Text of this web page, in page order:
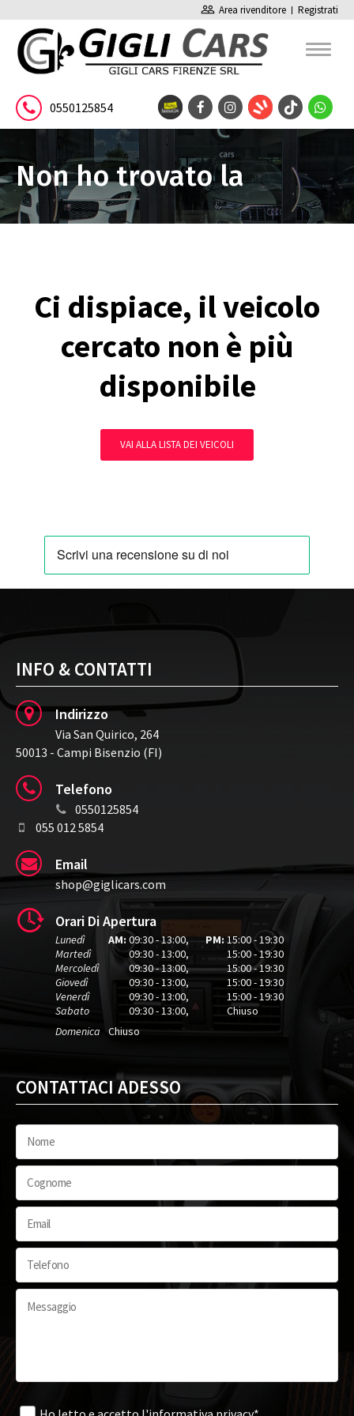
people_outline Area rivenditore Registrati
0550125854
Non ho trovato la
Ci dispiace, il veicolo
cercato non è più
disponibile
VAI ALLA LISTA DEI VEICOLI
INFO & CONTATTI
Indirizzo
Via San Quirico, 264
50013 - Campi Bisenzio (FI)
Telefono
0550125854
055 012 5854
Email
shop@giglicars.com
Orari Di Apertura
Lunedì AM: 09:30 - 13:00, PM:15:00 - 19:30
Martedì
09:30 - 13:00,
15:00 - 19:30
Mercoledì
09:30 - 13:00,
15:00 - 19:30
Giovedì
09:30 - 13:00,
15:00 - 19:30
Venerdì
09:30 - 13:00,
15:00 - 19:30
Sabato
09:30 - 13:00,
Chiuso
Domenica
Chiuso
CONTATTACI ADESSO